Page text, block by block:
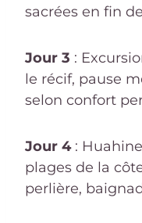
sacrées en fin
Jour 3 :
le récif, pause
selon confort
Jour 4:
plages de la
perlière,